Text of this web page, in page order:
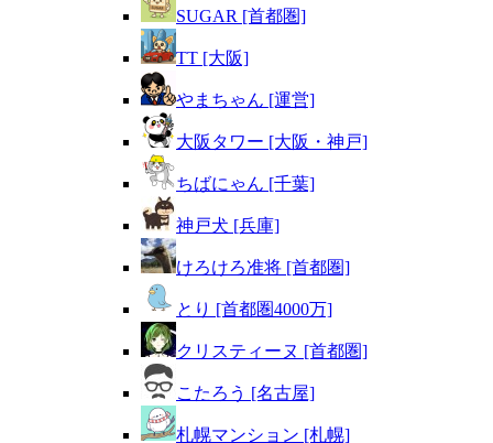
SUGAR [首都圏]
TT [大阪]
やまちゃん [運営]
大阪タワー [大阪・神戸]
ちばにゃん [千葉]
神戸犬 [兵庫]
けろけろ准将 [首都圏]
とり [首都圏4000万]
クリスティーヌ [首都圏]
こたろう [名古屋]
札幌マンション [札幌]